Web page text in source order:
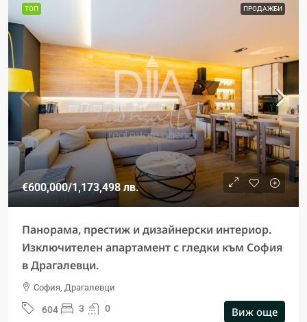
ТОП ПРОДАЖБИ
€600,000/1,173,498 лв.
Панорама, престиж и дизайнерски интериор.
Изключителен апартамент с гледки към София
в Драгалевци.
София, Драгалевци
604 3 0 Виж още